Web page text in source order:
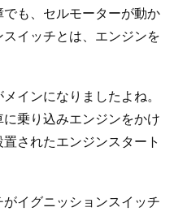
も、セルモーターが動か
イッチとは、エンジンを
インになりましたよね。
乗り込みエンジンをかけ
されたエンジンスタート
イグニッションスイッチ